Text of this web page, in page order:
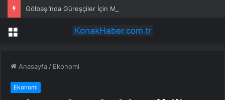
Gölbaşı’nda Güreşçiler İçin Mevlit
Menü
Anasayfa / Ekonomi
Ekonomi